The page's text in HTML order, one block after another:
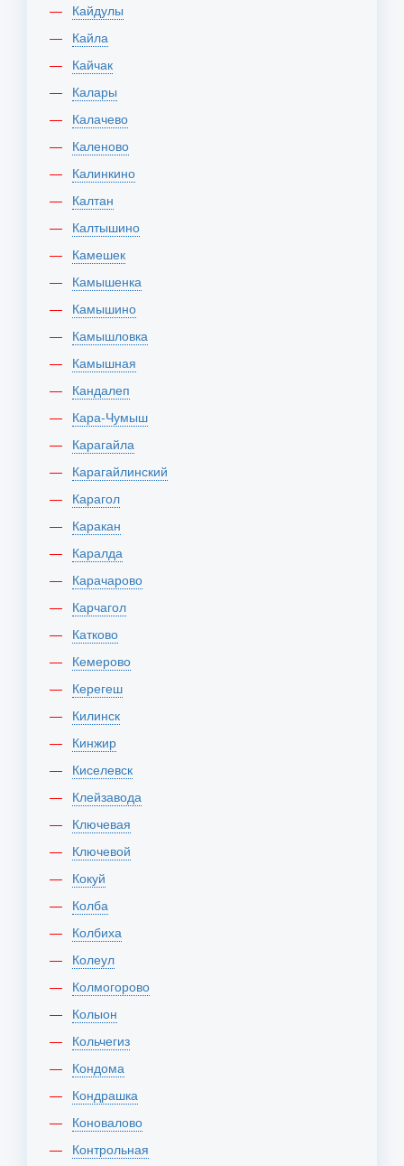
Кайдулы
Кайла
Кайчак
Калары
Калачево
Каленово
Калинкино
Калтан
Калтышино
Камешек
Камышенка
Камышино
Камышловка
Камышная
Кандалеп
Кара-Чумыш
Карагайла
Карагайлинский
Карагол
Каракан
Каралда
Карачарово
Карчагол
Катково
Кемерово
Керегеш
Килинск
Кинжир
Киселевск
Клейзавода
Ключевая
Ключевой
Кокуй
Колба
Колбиха
Колеул
Колмогорово
Колыон
Кольчегиз
Кондома
Кондрашка
Коновалово
Контрольная